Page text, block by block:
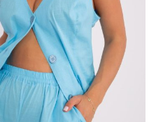
na guziki i kołnierz nadal
klasycznej koszuli ma już
materiał …